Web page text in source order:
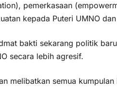
pemerkasaan
kepada Puteri UMNO
bakti sekarang politik
secara lebih agresif.
melibatkan semua